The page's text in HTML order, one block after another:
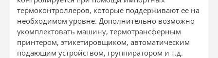
термоконтроллеров, которые поддерживают ее на
необходимом уровне. Дополнительно возможно
укомплектовать машину, термотрансферным
принтером, этикетировщиком, автоматическим
подающим устройством, группиратором и т.д.